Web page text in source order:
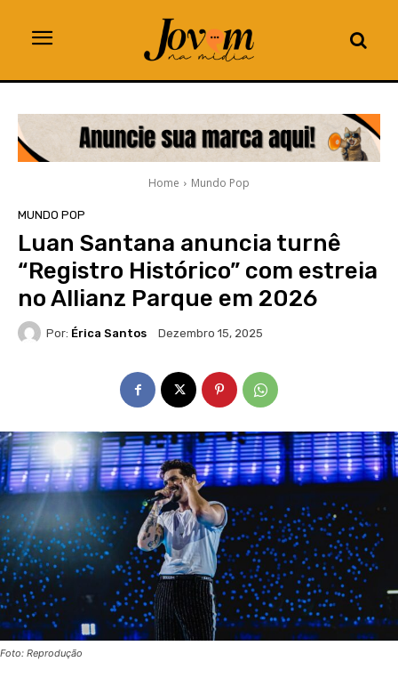
Home Mundo Pop
MUNDO POP
Luan Santana anuncia turnê
“Registro Histórico” com estreia
no Allianz Parque em 2026
Por: Érica Santos Dezembro 15, 2025
Foto: Reprodução